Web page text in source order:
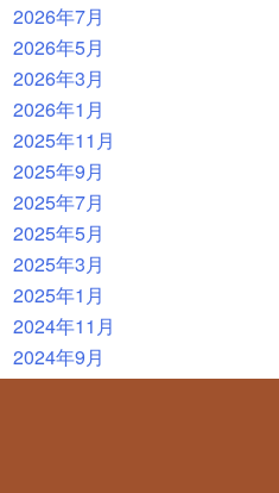
2026年7月
2026年5月
2026年3月
2026年1月
2025年11月
2025年9月
2025年7月
2025年5月
2025年3月
2025年1月
2024年11月
2024年9月